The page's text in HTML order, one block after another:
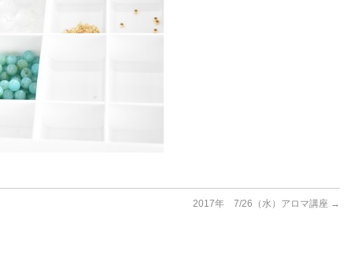
2017年 7/26（水）アロマ講座 →